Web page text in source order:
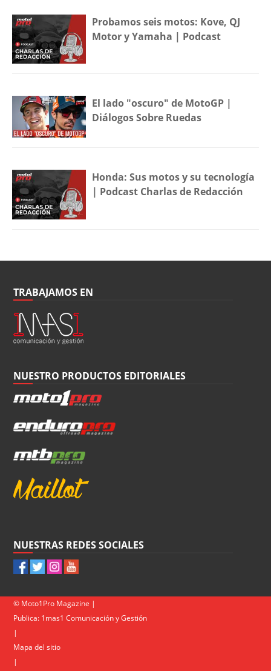
Probamos seis motos: Kove, QJ
Motor y Yamaha | Podcast
El lado "oscuro" de MotoGP |
Diálogos Sobre Ruedas
Honda: Sus motos y su tecnología
| Podcast Charlas de Redacción
TRABAJAMOS EN
NUESTRO PRODUCTOS EDITORIALES
NUESTRAS REDES SOCIALES
© Moto1Pro Magazine |
Publica: 1mas1 Comunicación y Gestión
|
Mapa del sitio
|